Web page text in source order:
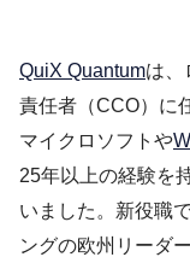
QuiX Quantumは、
責任者（CCO）に
マイクロソフトや
25年以上の経験を
いました。新役職
ングの欧州リーダ